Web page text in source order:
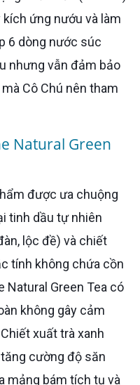
ứng nướu và làm
6 dòng nước súc
nhưng vẫn đảm bảo
Cô Chú nên tham
Natural Green
tinh dầu tự nhiên
lộc đề) và chiết
tính không chứa cồn
Green Tea có
không gây cảm
xuất trà xanh
cường độ săn
mảng bám tích tụ và